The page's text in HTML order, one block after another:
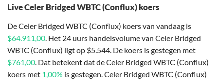
Live Celer Bridged WBTC (Conflux) koers
De Celer Bridged WBTC (Conflux) koers van vandaag is
$64.911,00. Het 24 uurs handelsvolume van Celer Bridged
WBTC (Conflux) ligt op $5.544. De koers is gestegen met
$761,00. Dat betekent dat de Celer Bridged WBTC (Conflux)
koers met 1,00% is gestegen. Celer Bridged WBTC (Conflux)